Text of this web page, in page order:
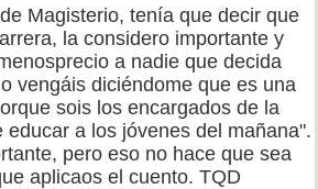
Magisterio, tenía que decir que
la considero importante y
a nadie que decida
vengáis diciéndome que es una
sois los encargados de la
educar a los jóvenes del mañana".
pero eso no hace que sea
aplicaos el cuento. TQD